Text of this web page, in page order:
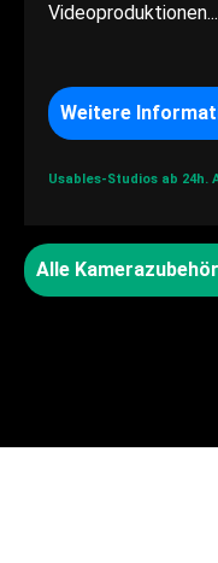
Videoproduktionen...
Weitere
Usables-Studios ab 24h.
Alle